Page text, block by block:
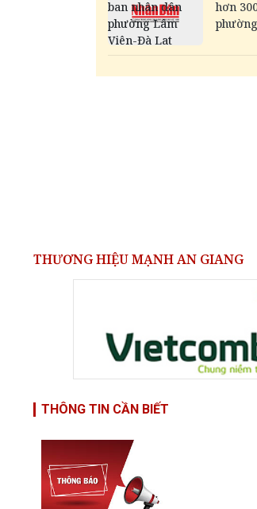
THƯƠNG HIỆU MẠNH AN GIANG
THÔNG TIN CẦN BIẾT